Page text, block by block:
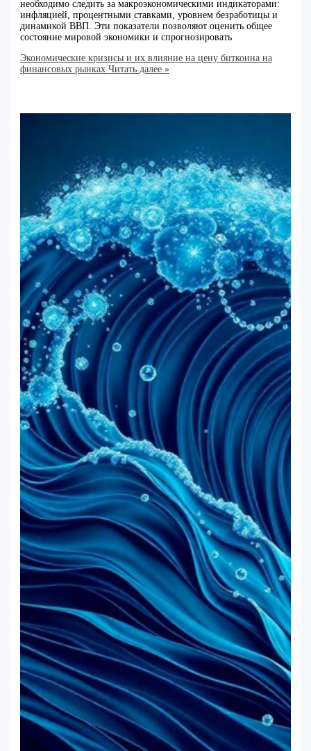
необходимо следить за макроэкономическими индикаторами:
инфляцией, процентными ставками, уровнем безработицы и
динамикой ВВП. Эти показатели позволяют оценить общее
состояние мировой экономики и спрогнозировать
Экономические кризисы и их влияние на цену биткоина на
финансовых рынках Читать далее »